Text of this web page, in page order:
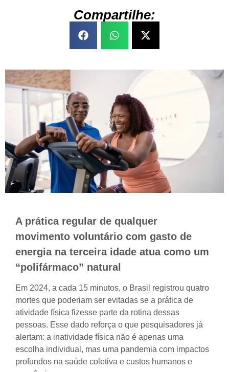
Compartilhe:
A prática regular de qualquer
movimento voluntário com gasto de
energia na terceira idade atua como um
“polifármaco” natural
Em 2024, a cada 15 minutos, o Brasil registrou quatro
mortes que poderiam ser evitadas se a prática de
atividade física fizesse parte da rotina dessas
pessoas. Esse dado reforça o que pesquisadores já
alertam: a inatividade física não é apenas uma
escolha individual, mas uma pandemia com impactos
profundos na saúde coletiva e custos humanos e